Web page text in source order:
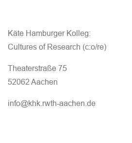
Käte Hamburger Kolleg:
Cultures of Research (c:o/re)
Theaterstraße 75
52062 Aachen
info@khk.rwth-aachen.de